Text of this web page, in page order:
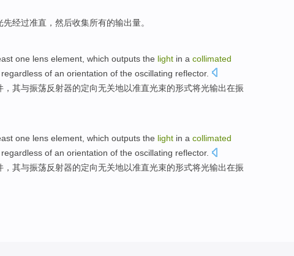
先经过准直，然后收集所有的输出量。
one lens element which outputs the light in a collimated
regardless of an orientation of the oscillating reflector.
， 其与振荡反射器的定向无关地以准直光束的形式将光输出在振
one lens element, which outputs the light in a collimated
regardless of an orientation of the oscillating reflector.
， 其与振荡反射器的定向无关地以准直光束的形式将光输出在振